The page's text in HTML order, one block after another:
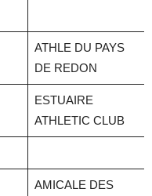
ATHLE DU PAYS
DE REDON
ESTUAIRE
ATHLETIC CLUB
AMICALE DES